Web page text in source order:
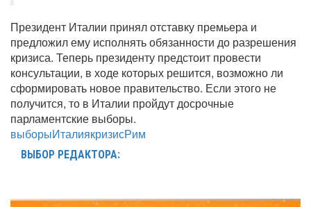
Президент Италии принял отставку премьера и
предложил ему исполнять обязанности до разрешения
кризиса. Теперь президенту предстоит провести
консультации, в ходе которых решится, возможно ли
сформировать новое правительство. Если этого не
получится, то в Италии пройдут досрочные
парламентские выборы.
выборыИталиякризисРим
ВЫБОР РЕДАКТОРА: